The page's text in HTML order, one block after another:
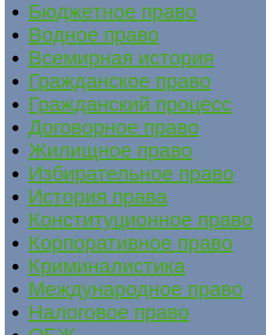
Бюджетное право
Водное право
Всемирная история
Гражданское право
Гражданский процесс
Договорное право
Жилищное право
Избирательное право
История права
Конституционное право
Корпоративное право
Криминалистика
Международное право
Налоговое право